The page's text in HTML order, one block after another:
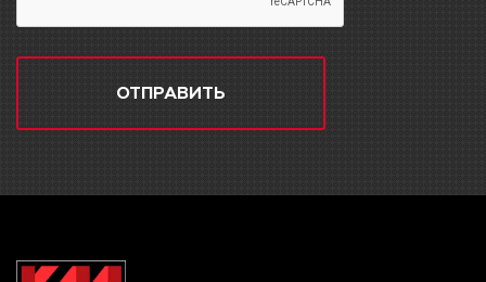
ОТПРАВИТЬ